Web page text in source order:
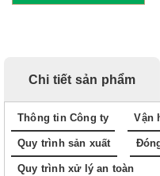
Chi tiết sản phẩm
Thông tin Công ty Vận
Quy trình sản xuất
Quy trình xử lý an toàn